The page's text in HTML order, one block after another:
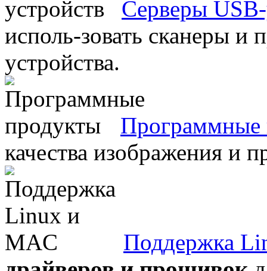
Серверы
исполь-зовать сканеры и
устройства.
Программные
качества изображения и
Поддержка